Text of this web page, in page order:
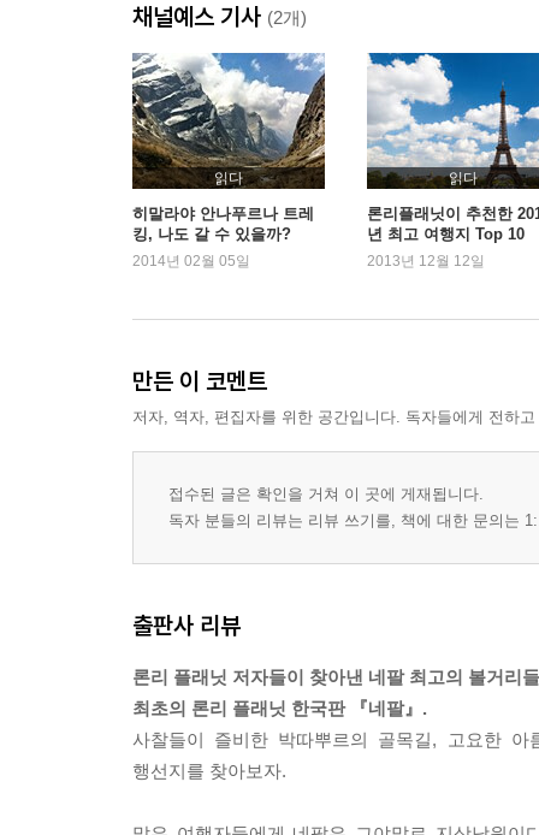
카트만두에서 포까라까지
네팔 체험 여행
뽀카라
떼라이 & 마하바라뜨 산맥
트레킹
네팔 실용정보
네팔 교통
건강
편집 후기
찾아보기
지도 범례
채널예스 기사 (2개)
읽다
히말라야 안나푸르나 트레
킹, 나도 갈 수 있을까?
2014년 02월 05일
읽다
론리플래닛이 추천한
년 최고 여행지 Top 10
2013년 12월 12일
만든 이 코멘트
저자, 역자, 편집자를 위한 공간입니다. 독자들에게 전하
접수된 글은 확인을 거쳐 이 곳에 게재됩니다.
독자 분들의 리뷰는 리뷰 쓰기를, 책에 대한 문의는
출판사 리뷰
론리 플래닛 저자들이 찾아낸 네팔 최고의 볼거리
최초의 론리 플래닛 한국판 『네팔』.
사찰들이 즐비한 박따뿌르의 골목길, 고요한
행선지를 찾아보자.